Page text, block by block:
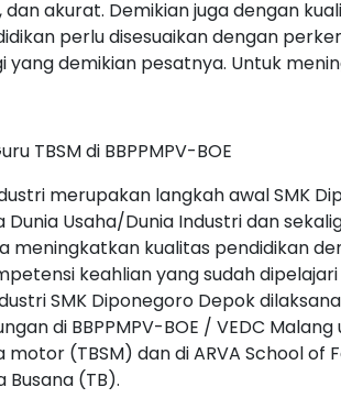
akurat. Demikian juga dengan
perlu disesuaikan dengan
yang demikian pesatnya. Untuk
TBSM di BBPPMPV-BOE
merupakan langkah awal SMK
Dunia Usaha/Dunia Industri dan
meningkatkan kualitas pendidikan
keahlian yang sudah dipelajari
SMK Diponegoro Depok
di BBPPMPV-BOE / VEDC
motor (TBSM) dan di ARVA School
Busana (TB).